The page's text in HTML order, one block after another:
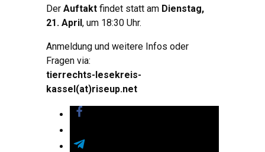
Der Auftakt findet statt am Dienstag,
21. April, um 18:30 Uhr.
Anmeldung und weitere Infos oder
Fragen via:
tierrechts-lesekreis-
kassel(at)riseup.net